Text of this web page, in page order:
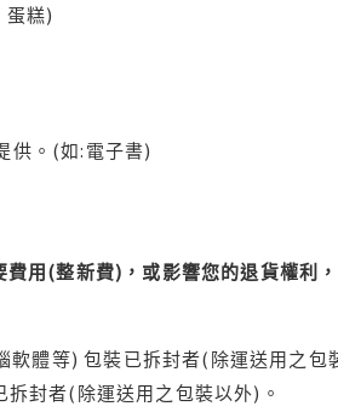
蛋糕)
供。(如:電子書)
用(整新費)，或影響您的退貨權利
體等) 包裝已拆封者(除運送用之包
封者(除運送用之包裝以外)。